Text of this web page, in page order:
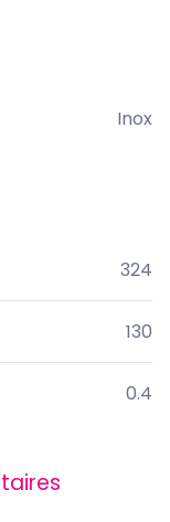
Inox
324
130
0.4